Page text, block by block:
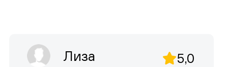
Лиза 5,0